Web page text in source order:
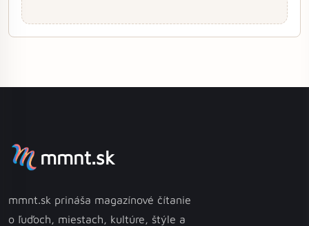
mmnt.sk
mmnt.sk prináša magazínové čítanie
o ľuďoch, miestach, kultúre, štýle a